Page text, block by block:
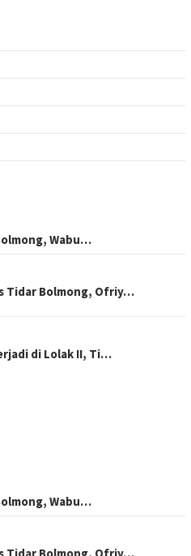
Wabu…
Tidar Bolmong, Ofriy…
di Lolak II, Ti…
Wabu…
Tidar Bolmong, Ofriy…